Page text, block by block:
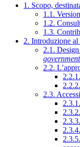
1. Scopo,
1.1.
1.2.
1.3.
2. Introduzione
2.1.
government
2.2.
2.3.